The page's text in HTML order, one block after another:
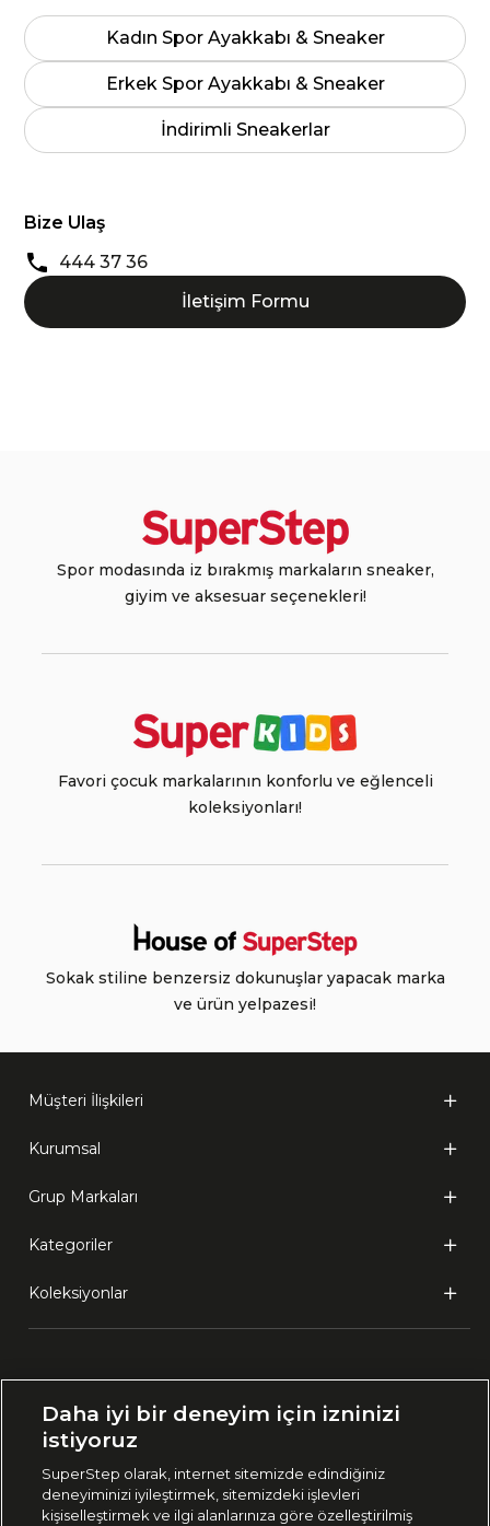
Kadın Spor Ayakkabı & Sneaker
Erkek Spor Ayakkabı & Sneaker
İndirimli Sneakerlar
Bize Ulaş
444 37 36
İletişim Formu
Spor modasında iz bırakmış markaların sneaker,
giyim ve aksesuar seçenekleri!
Favori çocuk markalarının konforlu ve eğlenceli
koleksiyonları!
Sokak stiline benzersiz dokunuşlar yapacak marka
ve ürün yelpazesi!
Müşteri İlişkileri
Kurumsal
Grup Markaları
Kategoriler
Koleksiyonlar
🇹🇷 Türkiye
444 37 36
Daha iyi bir deneyim için izninizi
istiyoruz
SuperStep olarak, internet sitemizde edindiğiniz
deneyiminizi iyileştirmek, sitemizdeki işlevleri
kişiselleştirmek ve ilgi alanlarınıza göre özelleştirilmiş